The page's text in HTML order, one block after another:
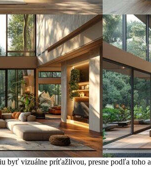
byť vizuálne príťažlivou, presne podľa toho